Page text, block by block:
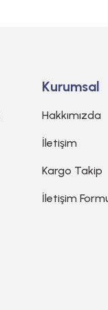
Kurumsal
Hakkımızda
İletişim
Kargo Takip
İletişim